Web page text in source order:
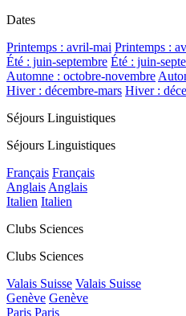
Dates
Printemps : avril-mai Printemps :
Été : juin-septembre Été : juin-
Automne : octobre-novembre
Hiver : décembre-mars Hiver :
Séjours Linguistiques
Séjours Linguistiques
Français Français
Anglais Anglais
Italien Italien
Clubs Sciences
Clubs Sciences
Valais Suisse Valais Suisse
Genève Genève
Paris Paris